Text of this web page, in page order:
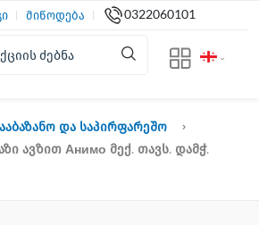
მიწოდება 0322060101
Და Საპირფარეშო
Ავზით Анимо Მექ. Თავს. Დამჭ.